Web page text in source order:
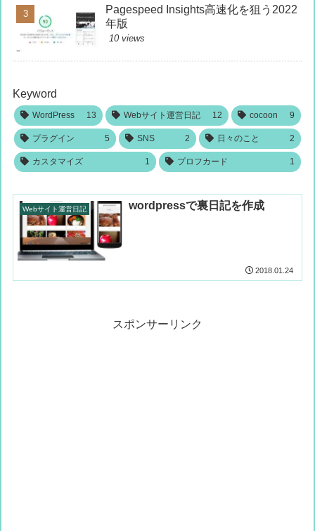
Pagespeed Insights高速化を狙う2022
年版
10 views
Keyword
WordPress 13 Webサイト運営日記 12 cocoon 9
プラグイン 5 SNS 2 日々のこと 2
カスタマイズ 1 プロフカード 1
Webサイト運営日記 wordpressで裏日記を作成
2018.01.24
スポンサーリンク